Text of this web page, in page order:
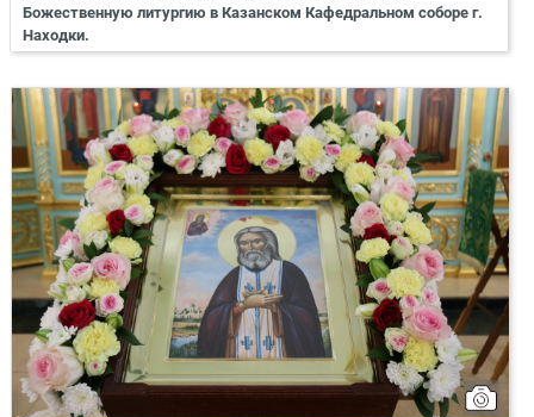
Божественную литургию в Казанском Кафедральном соборе г.
Находки.